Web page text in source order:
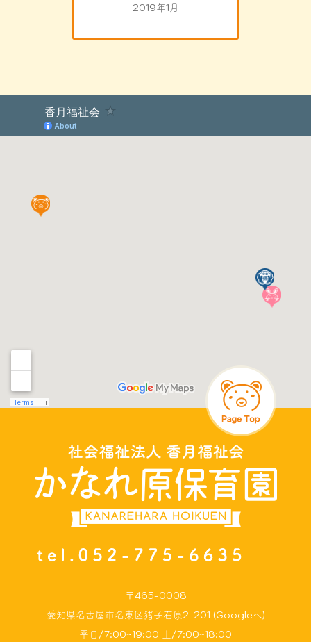
2019年1月
〒465-0008
愛知県名古屋市名東区猪子石原2-201 (Googleへ)
平日/7:00~19:00 土/7:00~18:00